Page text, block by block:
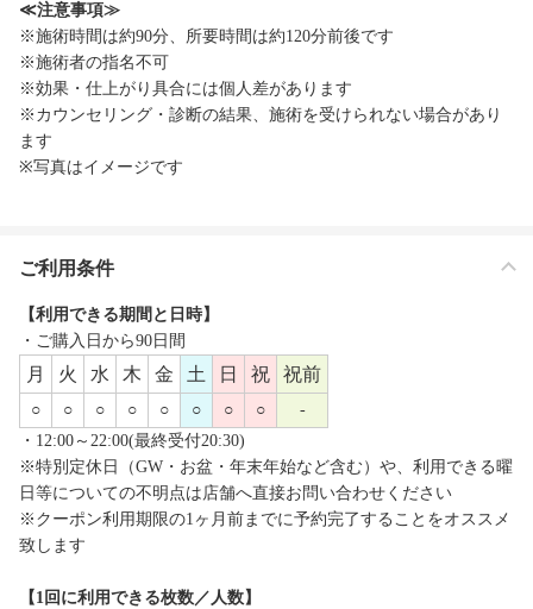
≪注意事項≫
※施術時間は約90分、所要時間は約120分前後です
※施術者の指名不可
※効果・仕上がり具合には個人差があります
※カウンセリング・診断の結果、施術を受けられない場合があり
ます
※写真はイメージです
ご利用条件
【利用できる期間と日時】
・ご購入日から90日間
月 火 水 木 金 土 日 祝 祝前
○ ○ ○ ○ ○ ○ ○ ○
-
・12:00～22:00(最終受付20:30)
※特別定休日（GW・お盆・年末年始など含む）や、利用できる曜
日等についての不明点は店舗へ直接お問い合わせください
※クーポン利用期限の1ヶ月前までに予約完了することをオススメ
致します
【1回に利用できる枚数／人数】